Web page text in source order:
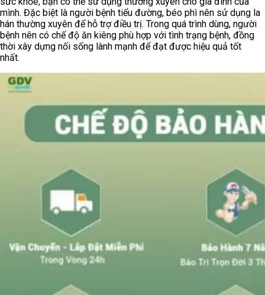
mình. Đặc biệt là người bệnh tiểu đường, béo phì nên sử dụng la
hán thường xuyên để hỗ trợ điều trị. Trong quá trình dùng, người
bệnh nên có chế độ ăn kiêng phù hợp với tình trạng bệnh, đồng
thời xây dựng nối sống lành mạnh để đạt được hiệu quả tốt
nhất.